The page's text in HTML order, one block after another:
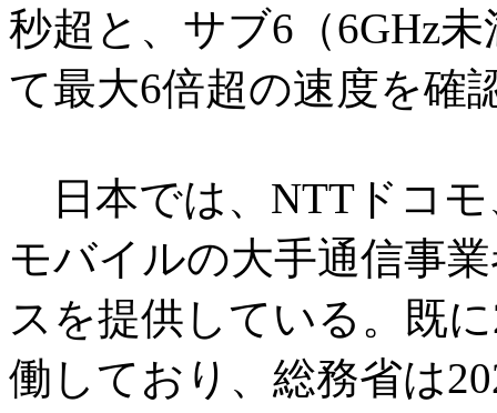
秒超と、サブ6（6GHz
て最大6倍超の速度を確
日本では、NTTドコ
モバイルの大手通信事
スを提供している。既
働しており、総務省は